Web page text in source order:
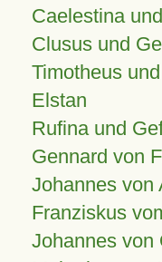
Caelestina
Clusus und
Timotheus
Elstan
Rufina und
Gennard von
Johannes von
Franziskus
Johannes von